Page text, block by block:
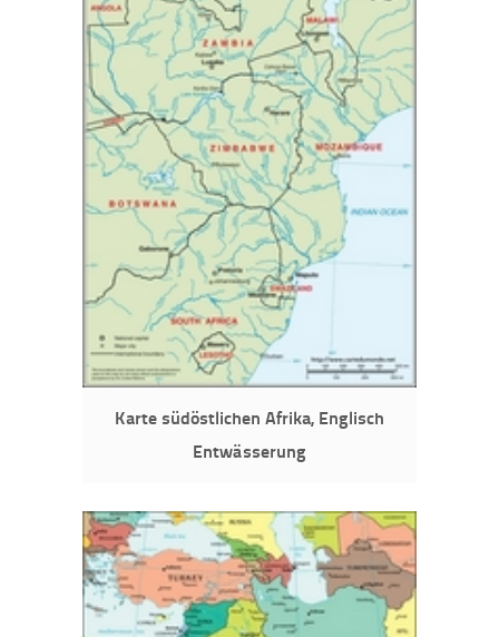
Karte südöstlichen Afrika, Englisch
Entwässerung